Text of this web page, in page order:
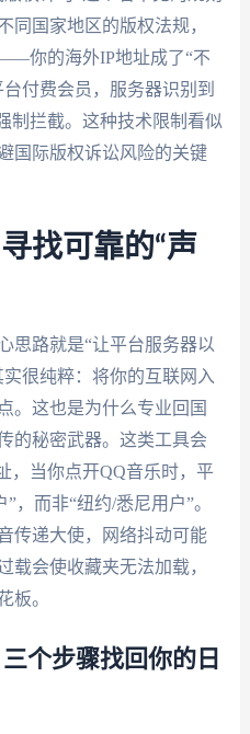
同国家地区的版权法规，
你的海外IP地址成了“不
付费会员，服务器识别到
制拦截。这种技术限制看似
国际版权诉讼风险的关键
找可靠的“声
思路就是“让平台服务器以
很纯粹：将你的互联网入
。这也是为什么专业回国
的秘密武器。这类工具会
，当你点开QQ音乐时，平
，而非“纽约/悉尼用户”。
传递大使，网络抖动可能
载会使收藏夹无法加载，
板。
个步骤找回你的日